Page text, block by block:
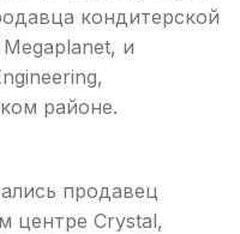
кондитерской
и
районе.
продавец
центре Crystal,